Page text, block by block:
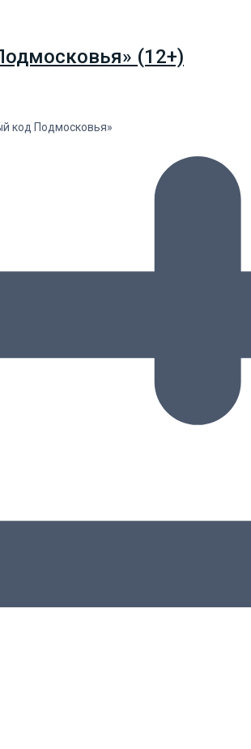
(12+)
код Подмосковья»